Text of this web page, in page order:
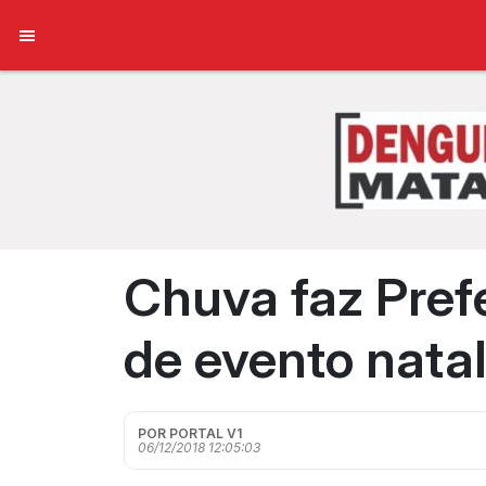
Chuva faz
de evento
POR PORTAL V1
06/12/2018 12:05:03